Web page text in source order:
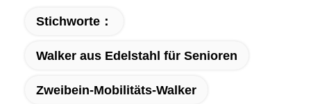
Stichworte：
Walker aus Edelstahl für Senioren
Zweibein-Mobilitäts-Walker